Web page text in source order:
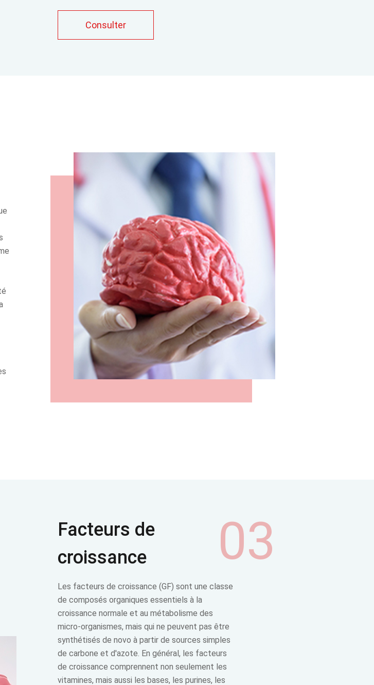
Consulter
Facteurs de
croissance
Les facteurs de croissance (GF) sont une classe
de composés organiques essentiels à la
croissance normale et au métabolisme des
micro-organismes, mais qui ne peuvent pas être
synthétisés de novo à partir de sources simples
de carbone et d'azote. En général, les facteurs
de croissance comprennent non seulement les
vitamines, mais aussi les bases, les purines, les
03